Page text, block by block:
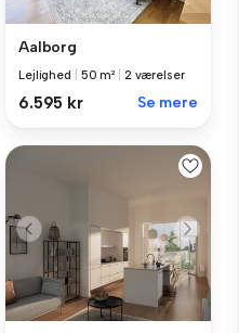
Aalborg
Lejlighed 50 m² 2 værelser
6.595 kr Se mere